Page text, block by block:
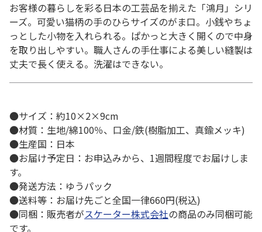
お客様の暮らしを彩る日本の工芸品を揃えた「鴻月」シリ
ーズ。可愛い猫柄の手のひらサイズのがま口。小銭やちょ
っとした小物を入れられる。ぱかっと大きく開くので中身
を取り出しやすい。職人さんの手仕事による美しい縫製は
丈夫で長く使える。洗濯はできない。
●サイズ：約10×2×9cm
●材質：生地/綿100％、口金/鉄(樹脂加工、真鍮メッキ)
●生産国：日本
●お届け予定日：お申込みから、1週間程度でお届けしま
す。
●発送方法：ゆうパック
●送料等：お届け先ごと全国一律660円(税込)
●同梱：販売者がスケーター株式会社の商品のみ同梱可能
です。